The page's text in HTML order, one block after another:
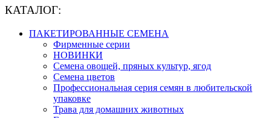
КАТАЛОГ:
ПАКЕТИРОВАННЫЕ СЕМЕНА
Фирменные серии
НОВИНКИ
Семена овощей, пряных культур, ягод
Семена цветов
Профессиональная серия семян в любительской
упаковке
Трава для домашних животных